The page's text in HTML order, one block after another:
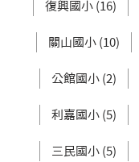
復興國小 (16)
關山國小 (10)
公館國小 (2)
利嘉國小 (5)
三民國小 (5)